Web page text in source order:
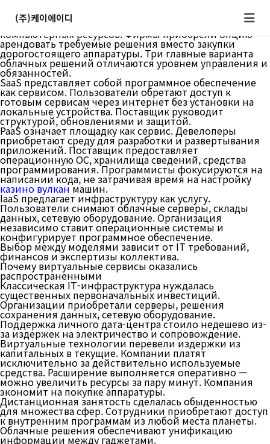
(주)케이에이디
Облачные инструменты трансформировали метод к
эксплуатации программного обеспечения и
компьютерных ресурсов. Фирмы приобрели опцию
арендовать требуемые решения вместо закупки
дорогостоящего аппаратуры. Три главные варианта
облачных решений отличаются уровнем управления и
обязанностей.
SaaS представляет собой программное обеспечение
как сервисом. Пользователи обретают доступ к
готовым сервисам через интернет без установки на
локальные устройства. Поставщик руководит
структурой, обновлениями и защитой.
PaaS означает площадку как сервис. Девелоперы
приобретают среду для разработки и развертывания
приложений. Поставщик предоставляет
операционную ОС, хранилища сведений, средства
программирования. Программисты фокусируются на
написании кода, не затрачивая время на настройку
казино вулканмашин.
IaaS предлагает инфраструктуру как услугу.
Пользователи снимают облачные серверы, склады
данных, сетевую оборудование. Организация
независимо ставит операционные системы и
конфигурирует программное обеспечение.
Выбор между моделями зависит от IT требований,
финансов и экспертизы коллектива.
Почему виртуальные сервисы оказались
распространенными
Классическая IT-инфраструктура нуждалась
существенных первоначальных инвестиций.
Организации приобретали серверы, решения
сохранения данных, сетевую оборудование.
Поддержка личного дата-центра стоило недешево из-
за издержек на электричество и сопровождение.
Виртуальные технологии перевели издержки из
капитальных в текущие. Компании платят
исключительно за действительно используемые
средства. Расширение выполняется оперативно —
можно увеличить ресурсы за пару минут. Компания
экономит на покупке аппаратуры.
Дистанционная занятость сделалась обыденностью
для множества сфер. Сотрудники приобретают доступ
к внутренним программам из любой места планеты.
Облачные решения обеспечивают унификацию
информации между гаджетами.